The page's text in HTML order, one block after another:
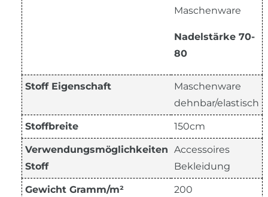
Maschenware
Nadelstärke 70-
80
Stoff Eigenschaft
Maschenware
dehnbar/elastisch
Stoffbreite 150cm
Verwendungsmöglichkeiten
Stoff
Accessoires
Bekleidung
Gewicht Gramm/m² 200